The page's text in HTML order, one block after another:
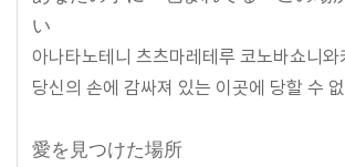
い
아나타노테니 츠츠마레테루 코노바쇼니와
당신의 손에 감싸져 있는 이곳에 당할 수
愛を見つけた場所